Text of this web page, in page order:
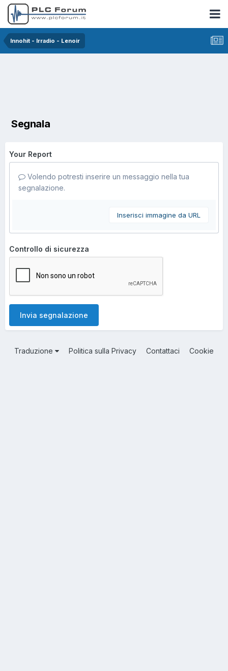
Innohit - Irradio - Lenoir
Segnala
Your Report
Volendo potresti inserire un messaggio nella tua
segnalazione.
Inserisci immagine da URL
Controllo di sicurezza
Invia segnalazione
Traduzione Politica sulla Privacy Contattaci Cookie